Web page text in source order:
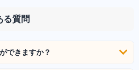
る質問
できますか？